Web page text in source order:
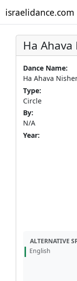
israelidance.com
Ha
Dance Name:
Ha Ahava
Type:
Circle
By:
N/A
Year:
ALTERNATIVE
English